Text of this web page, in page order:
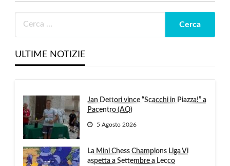
ULTIME NOTIZIE
Jan Dettori vince “Scacchi in Piazza!” a
Pacentro (AQ)
5 Agosto 2026
La Mini Chess Champions Liga Vi
aspetta a Settembre a Lecco